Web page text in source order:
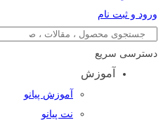
ورود و ثبت نام
دسترسی سریع
آموزش
آموزش پیانو
نت پیانو